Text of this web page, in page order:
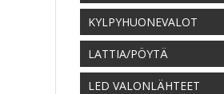
KYLPYHUONEVALOT
LATTIA/PÖYTÄ
LED VALONLÄHTEET